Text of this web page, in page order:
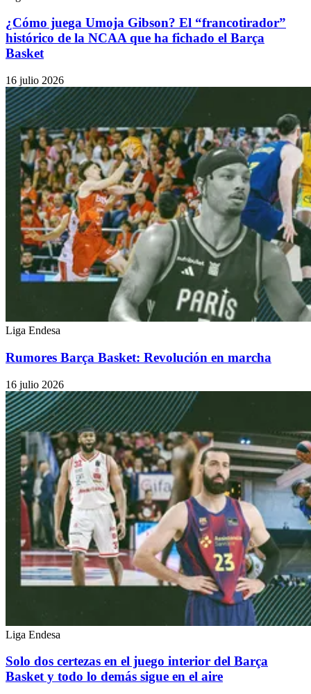
¿Cómo juega Umoja Gibson? El “francotirador”
histórico de la NCAA que ha fichado el Barça
Basket
16 julio 2026
Liga Endesa
Rumores Barça Basket: Revolución en marcha
16 julio 2026
Liga Endesa
Solo dos certezas en el juego interior del Barça
Basket y todo lo demás sigue en el aire